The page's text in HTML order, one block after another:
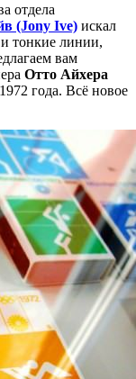
отдела
(Jony Ive) искал
тонкие линии,
вам
Отто Айхера
года. Всё новое